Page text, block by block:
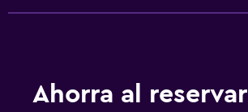
Baño privado
Ahorra al reservar